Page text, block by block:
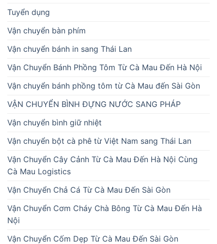
Tuyển dụng
Vận chuyển bàn phím
Vận chuyển bánh in sang Thái Lan
Vận Chuyển Bánh Phồng Tôm Từ Cà Mau Đến Hà Nội
Vận chuyển bánh phồng tôm từ Cà Mau đến Sài Gòn
VẬN CHUYỂN BÌNH ĐỰNG NƯỚC SANG PHÁP
Vận chuyển bình giữ nhiệt
Vận chuyển bột cà phê từ Việt Nam sang Thái Lan
Vận Chuyển Cây Cảnh Từ Cà Mau Đến Hà Nội Cùng
Cà Mau Logistics
Vận Chuyển Chả Cá Từ Cà Mau Đến Sài Gòn
Vận Chuyển Cơm Cháy Chà Bông Từ Cà Mau Đến Hà
Nội
Vận Chuyển Cốm Dẹp Từ Cà Mau Đến Sài Gòn